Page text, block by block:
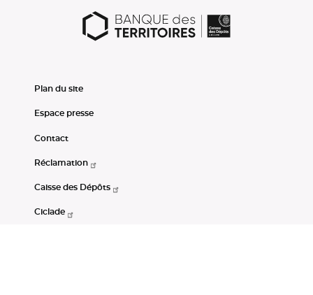
Plan du site
Espace presse
Contact
Réclamation
Caisse des Dépôts
Ciclade